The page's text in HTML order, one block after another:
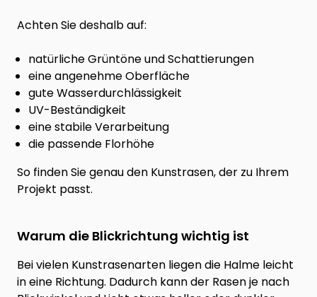
Achten Sie deshalb auf:
natürliche Grüntöne und Schattierungen
eine angenehme Oberfläche
gute Wasserdurchlässigkeit
UV-Beständigkeit
eine stabile Verarbeitung
die passende Florhöhe
So finden Sie genau den Kunstrasen, der zu Ihrem
Projekt passt.
Warum die Blickrichtung wichtig ist
Bei vielen Kunstrasenarten liegen die Halme leicht
in eine Richtung. Dadurch kann der Rasen je nach